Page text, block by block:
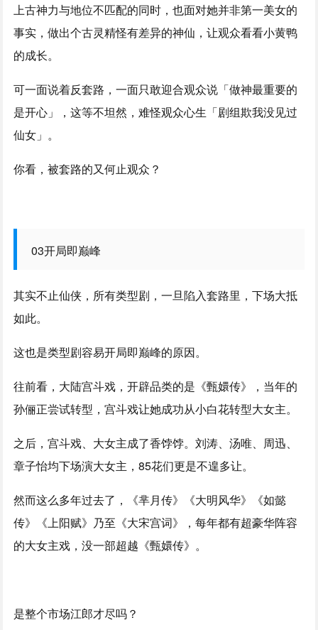
上古神力与地位不匹配的同时，也面对她并非第一美女的
事实，做出个古灵精怪有差异的神仙，让观众看看小黄鸭
的成长。
可一面说着反套路，一面只敢迎合观众说「做神最重要的
是开心」，这等不坦然，难怪观众心生「剧组欺我没见过
仙女」。
你看，被套路的又何止观众？
03开局即巅峰
其实不止仙侠，所有类型剧，一旦陷入套路里，下场大抵
如此。
这也是类型剧容易开局即巅峰的原因。
往前看，大陆宫斗戏，开辟品类的是《甄嬛传》，当年的
孙俪正尝试转型，宫斗戏让她成功从小白花转型大女主。
之后，宫斗戏、大女主成了香饽饽。刘涛、汤唯、周迅、
章子怡均下场演大女主，85花们更是不遑多让。
然而这么多年过去了，《芈月传》《大明风华》《如懿
传》《上阳赋》乃至《大宋宫词》，每年都有超豪华阵容
的大女主戏，没一部超越《甄嬛传》。
是整个市场江郎才尽吗？